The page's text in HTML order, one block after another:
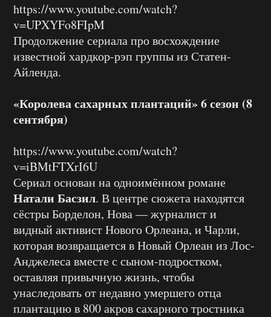
https://www.youtube.com/watch?
v=UPXYFo8FIpM
Продолжение сериала про восхождение
известной хардкор-рэп группы из Статен-
Айленда.
«Королева сахарных плантаций» 6 сезон (8
сентября)
https://www.youtube.com/watch?
v=iBMtFTXrI6U
Сериал основан на одноимённом романе
Натали Басзил. В центре сюжета находятся
сёстры Борделон, Нова — журналист и
видный активист Нового Орлеана, и Чарли,
которая возвращается в Новый Орлеан из Лос-
Анджелеса вместе с сыном-подростком,
оставляя привычную жизнь, чтобы
унаследовать от недавно умершего отца
плантацию в 800 акров сахарного тростника